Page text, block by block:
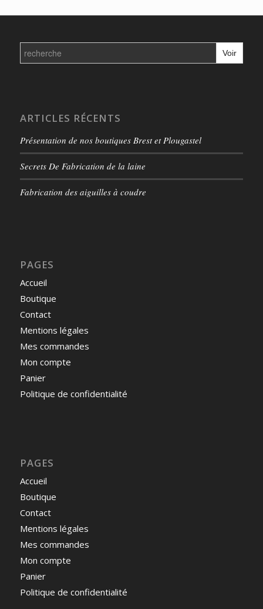
Search
for:
ARTICLES RÉCENTS
Présentation de nos boutiques Brest et Plougastel
Secrets De Fabrication de la laine
Fabrication des aiguilles à coudre
PAGES
Accueil
Boutique
Contact
Mentions légales
Mes commandes
Mon compte
Panier
Politique de confidentialité
PAGES
Accueil
Boutique
Contact
Mentions légales
Mes commandes
Mon compte
Panier
Politique de confidentialité